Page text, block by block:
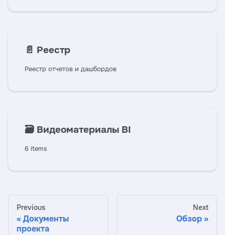
📄️ Реестр
Реестр отчетов и дашбордов
🗃️ Видеоматериалы BI
6 items
Previous
Документы
проекта
Next
Обзор